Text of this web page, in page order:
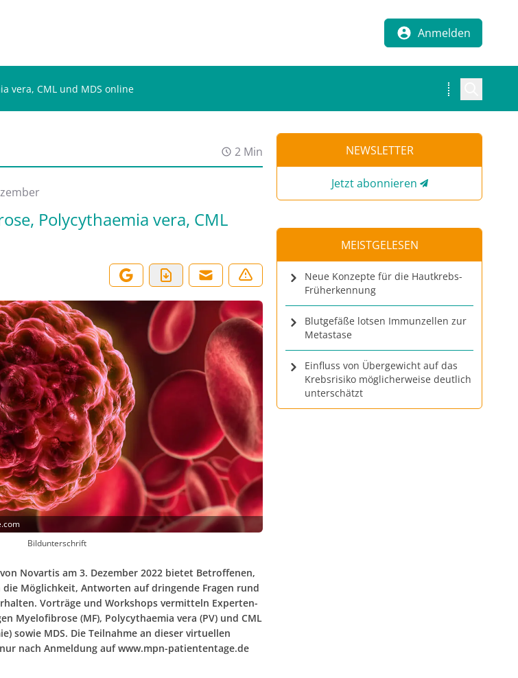
Anmelden
vera, CML und MDS online
2 Min
Polycythaemia vera, CML
Bildunterschrift
Novartis am 3. Dezember 2022 bietet Betroffenen,
Möglichkeit, Antworten auf dringende Fragen rund
Vorträge und Workshops vermitteln Experten-
Myelofibrose (MF), Polycythaemia vera (PV) und CML
sowie MDS. Die Teilnahme an dieser virtuellen
nach Anmeldung auf www.mpn-patiententage.de
NEWSLETTER
Jetzt abonnieren
MEISTGELESEN
Neue Konzepte für die Hautkrebs-
Früherkennung
Blutgefäße lotsen Immunzellen zur
Metastase
Einfluss von Übergewicht auf das
Krebsrisiko möglicherweise deutlich
unterschätzt